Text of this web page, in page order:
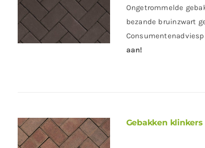
Ongetrommelde
bezande bruinzwart
aan!
Gebakken klinkers